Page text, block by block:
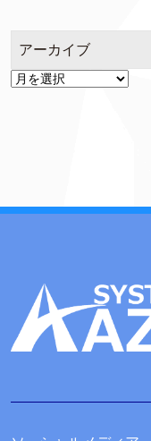
アーカイブ
ア